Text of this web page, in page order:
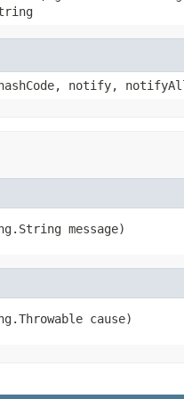
notify,
message)
cause)